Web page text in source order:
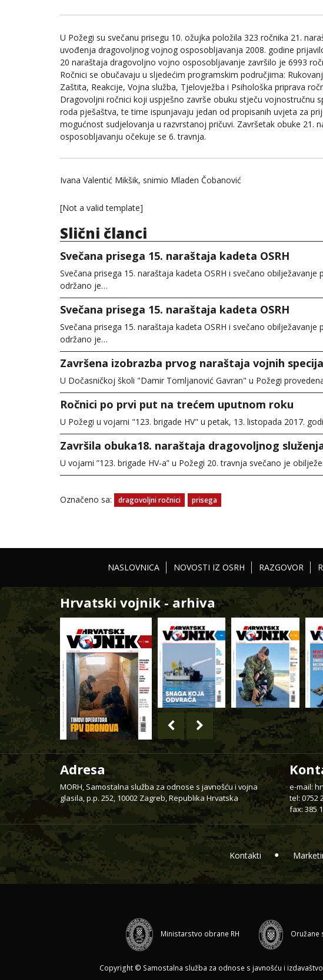
U Požegi su svečanu prisegu 10. ožujka položila 323 ročnika 21.
uvođenja dragovoljnog vojnog osposobljavanja 2008. godine
20 naraštaja dragovoljno vojno osposobljavanje završilo je 6993
Ročnici se obučavaju u sljedećim programskim područjima:
Zaštita, Reakcije, Vojna služba, Tjelovježba i Psihološka priprava
Dragovoljni ročnici koji uspješno završe obuku stječu vojnostručnu
roda pješaštva, te time ispunjavaju jedan od propisanih uvjeta za
mogućnost sudjelovanja u razvrstanoj pričuvi. Završetak obuke 21.
osposobljavanju očekuje se 6. travnja.
Ivana Valentić Mikšik, snimio Mladen Čobanović
[Not a valid template]
Slični članci
Svečana prisega 15. naraštaja kadeta OSRH
Svečana prisega 15. naraštaja kadeta OSRH i svečano
održano je…
Svečana prisega 15. naraštaja kadeta OSRH
Svečana prisega 15. naraštaja kadeta OSRH i svečano
održano je…
Završena izobrazba prvog naraštaja vojnih
U Dočasničkoj školi "Damir Tomljanović Gavran" u Požegi
Ročnici po prvi put na trećem uputnom roku
U Požegi u vojarni "123. brigade HV" u petak, 13. listopada 2017.
Završila obuka18. naraštaja dragovoljnog
U vojarni ”123. brigade HV-a” u Požegi 20. travnja svečano je
Označeno sa: dragovoljni ročnici prisega
NASLOVNICA NOVOSTI IZ OSRH RAZGOVOR
Hrvatski vojnik - arhiva
Adresa
MORH, Samostalna služba za odnose s javnošću i vojna
glasila, p.p. 252, 10002 Zagreb, Republika Hrvatska
e-mail:
tel: 0752
fax: 385
Kontakti
Ministarstvo obrane RH Oružane
Copyright © Samostalna služba za odnose s javnošću i